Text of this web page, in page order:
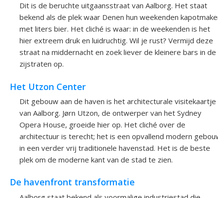
Dit is de beruchte uitgaansstraat van Aalborg. Het staat
bekend als de plek waar Denen hun weekenden
met liters bier. Het cliché is waar: in de weekenden is het
hier extreem druk en luidruchtig. Wil je rust? Vermijd deze
straat na middernacht en zoek liever de kleinere bars in de
zijstraten op.
Het Utzon Center
Dit gebouw aan de haven is het architecturale visitekaartje
van Aalborg. Jørn Utzon, de ontwerper van het Sydney
Opera House, groeide hier op. Het cliché over de
architectuur is terecht; het is een opvallend modern
in een verder vrij traditionele havenstad. Het is de beste
plek om de moderne kant van de stad te zien.
De havenfront transformatie